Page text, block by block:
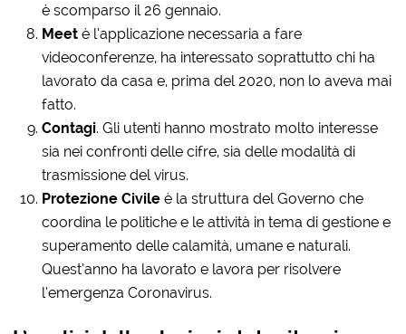
è scomparso il 26 gennaio.
Meet è l’applicazione necessaria a fare
videoconferenze, ha interessato soprattutto chi ha
lavorato da casa e, prima del 2020, non lo aveva mai
fatto.
Contagi. Gli utenti hanno mostrato molto interesse
sia nei confronti delle cifre, sia delle modalità di
trasmissione del virus.
Protezione Civile è la struttura del Governo che
coordina le politiche e le attività in tema di gestione e
superamento delle calamità, umane e naturali.
Quest’anno ha lavorato e lavora per risolvere
l’emergenza Coronavirus.